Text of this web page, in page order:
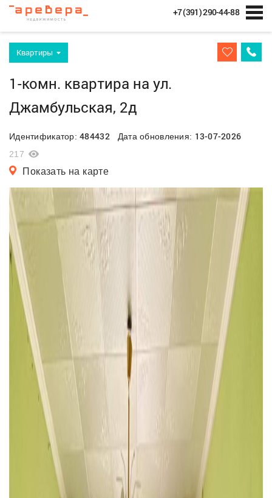
+7 (391) 290-44-88
Квартиры
1-комн. квартира на ул.
Джамбульская, 2д
Идентификатор:484432Дата обновления: 13-07-2026
217
Показать на карте